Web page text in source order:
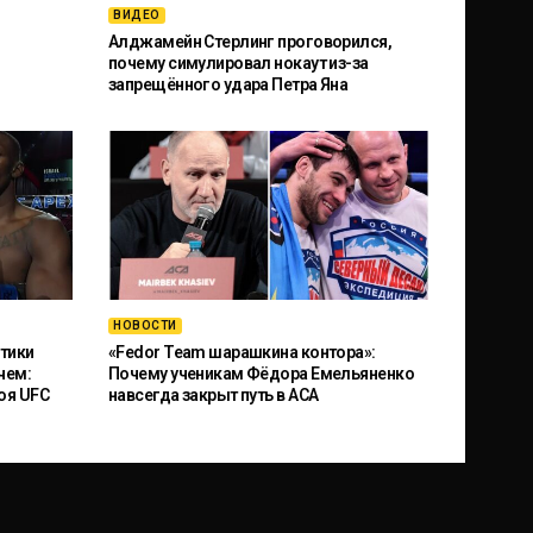
ВИДЕО
Алджамейн Стерлинг проговорился,
почему симулировал нокаут из-за
запрещённого удара Петра Яна
UFC
НОВОСТИ
«Fedor Team шарашкина контора»:
Почему ученикам Фёдора Емельяненко
навсегда закрыт путь в ACA